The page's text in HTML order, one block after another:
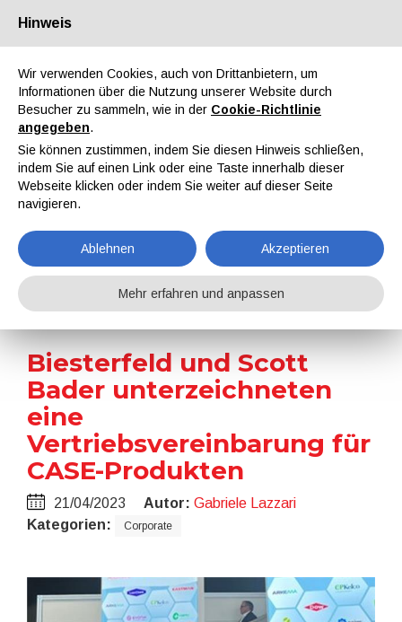
Über uns Partner Kontakt Reservierter Bereich
EN IT DE ES
Nachrichten
Home Nachrichten Biesterfeld und Scott Bader unterzeichneten eine Vertriebsvereinbarung für CASE-Produkten
Biesterfeld und Scott
Bader unterzeichneten
eine
Vertriebsvereinbarung für
CASE-Produkten
21/04/2023 Autor: Gabriele Lazzari
Kategorien:
Corporate
Hinweis
Wir verwenden Cookies, auch von Drittanbietern, um
Informationen über die Nutzung unserer Website durch
Besucher zu sammeln, wie in der Cookie-Richtlinie
angegeben.
Sie können zustimmen, indem Sie diesen Hinweis schließen,
indem Sie auf einen Link oder eine Taste innerhalb dieser
Webseite klicken oder indem Sie weiter auf dieser Seite
navigieren.
Ablehnen Akzeptieren
Mehr erfahren und anpassen